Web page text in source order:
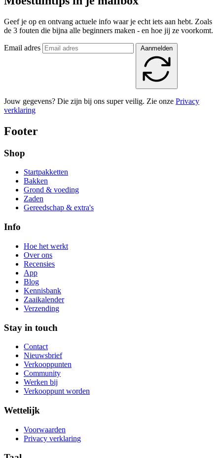
Geef je op en ontvang actuele info waar je echt iets aan hebt. Zoals
de 3 fouten die bijna alle beginners maken - en hoe jij ze voorkomt.
Email adres Aanmelden
Jouw gegevens? Die zijn bij ons super veilig. Zie onze Privacy
verklaring
Footer
Shop
Startpakketten
Bakken
Grond & voeding
Zaden
Gereedschap & extra's
Info
Hoe het werkt
Over ons
Recensies
App
Blog
Kennisbank
Zaaikalender
Verzending
Stay in touch
Contact
Nieuwsbrief
Verkooppunten
Community
Werken bij
Verkooppunt worden
Wettelijk
Voorwaarden
Privacy verklaring